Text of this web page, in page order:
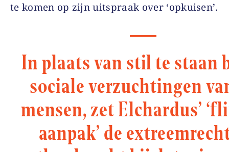
te komen op zijn uitspraak over ‘opkuisen’.
In plaats van stil te staan
sociale verzuchtingen
mensen, zet Elchardus’
aanpak’ de